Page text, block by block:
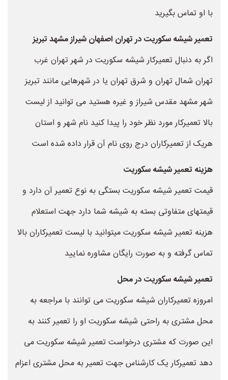
با او تماس بگیرید
تعمیر شیشه سکوریت در تهران اصفهان شیراز مشهد تبریز
اگر به دنبال تعمیرکار شیشه سکوریت در شهر تهران غرب
تهران شمال تهران و شرق تهران یا در شهرهایی مانند تبریز
شهر مشهد مقدس شیراز و غیره هستید می توانید از لیست
بالا تعمیرکار مورد نظر خود را پیدا کنید نام شهر و استان
هریک از تعمیرکاران درج روی نام آن قرار داده شده است
هزینه تعمیر شیشه سکوریت
قیمت تعمیر شیشه سکوریت بستگی به نوع تعمیر آن دارد و
قیمتهای متفاوتی بسته به شیشه شما دارد جهت استعلام
هزینه تعمیر شیشه سکوریت میتوانید با لیست تعمیرکاران بالا
تماس گرفته و به صورت رایگان مشاوره نمایید
تعمیر شیشه سکوریت در محل
امروزه تعمیرکاران شیشه سکوریت می توانند با مراجعه به
محل مشتری به راحتی شیشه سکوریت او را تعمیر کنند به
این صورت که مشتری درخواست تعمیر شیشه سکوریت می
دهد تعمیرکار یک کارشناس جهت تعمیر به محل مشتری اعزام